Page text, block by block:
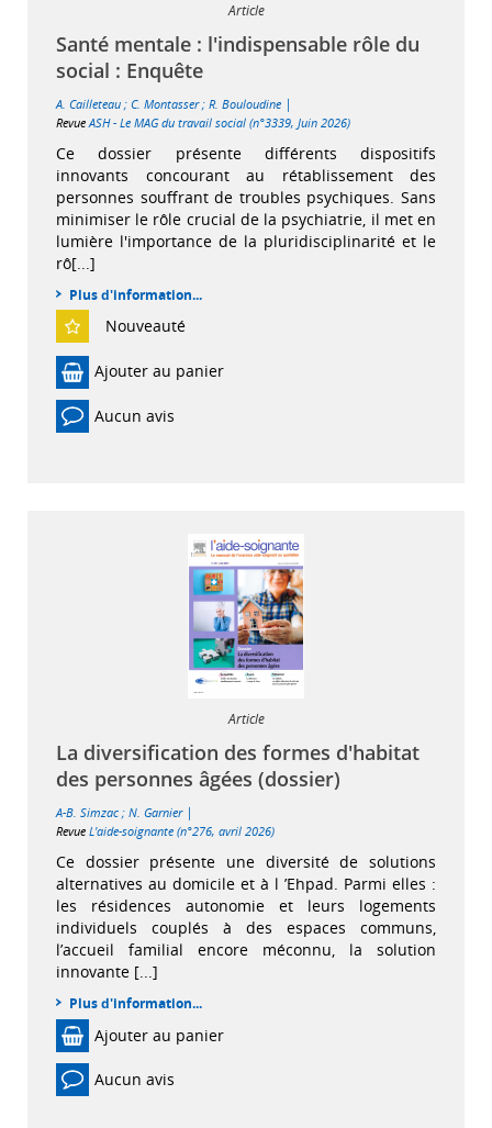
Article
Santé mentale : l'indispensable rôle du
social : Enquête
A. Cailleteau ; C. Montasser; R. Bouloudine |
RevueASH - Le MAG du travail social (n°3339, Juin 2026)
Ce dossier présente différents dispositifs
innovants concourant au rétablissement des
personnes souffrant de troubles psychiques. Sans
minimiser le rôle crucial de la psychiatrie, il met en
lumière l'importance de la pluridisciplinarité et le
rô[...]
Plus d'information...
Nouveauté
Ajouter au panier
Aucun avis
Article
La diversification des formes d'habitat
des personnes âgées (dossier)
A-B. Simzac ; N. Garnier |
Revue L'aide-soignante (n°276, avril 2026)
Ce dossier présente une diversité de solutions
alternatives au domicile et à l ’Ehpad. Parmi elles :
les résidences autonomie et leurs logements
individuels couplés à des espaces communs,
l’accueil familial encore méconnu, la solution
innovante [...]
Plus d'information...
Ajouter au panier
Aucun avis